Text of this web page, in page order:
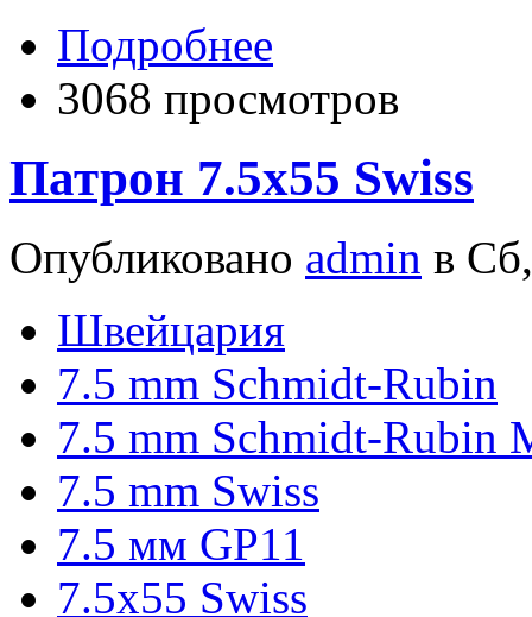
Подробнее
3068 просмотров
Патрон 7.5x55 Swiss
Опубликовано admin в
Швейцария
7.5 mm Schmidt-Rubin
7.5 mm Schmidt-Rubin
7.5 mm Swiss
7.5 мм GP11
7.5x55 Swiss